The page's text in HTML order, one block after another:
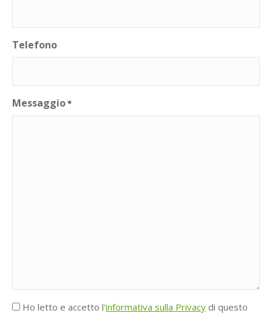
Telefono
Messaggio*
Accettazione
Ho letto e accetto l'informativa sulla Privacy di questo